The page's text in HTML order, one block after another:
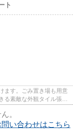
ト
ます。ごみ置き場も用意
る素敵な外観タイル張り
。
い合わせはこちら